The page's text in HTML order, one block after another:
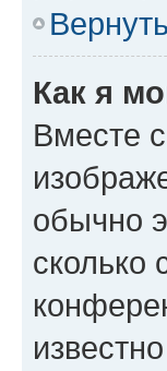
Как я
Вместе
обычно
сколько